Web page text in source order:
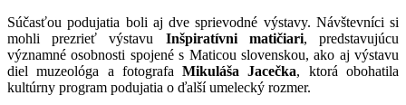
Súčasťou podujatia boli aj dve sprievodné výstavy. Návštevníci si
mohli prezrieť výstavu Inšpiratívni matičiari, predstavujúcu
významné osobnosti spojené s Maticou slovenskou, ako aj výstavu
diel muzeológa a fotografaMikuláša Jacečka, ktorá obohatila
kultúrny program podujatia o ďalší umelecký rozmer.